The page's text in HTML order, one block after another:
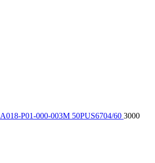
P01-000-003M 50PUS6704/60 3000